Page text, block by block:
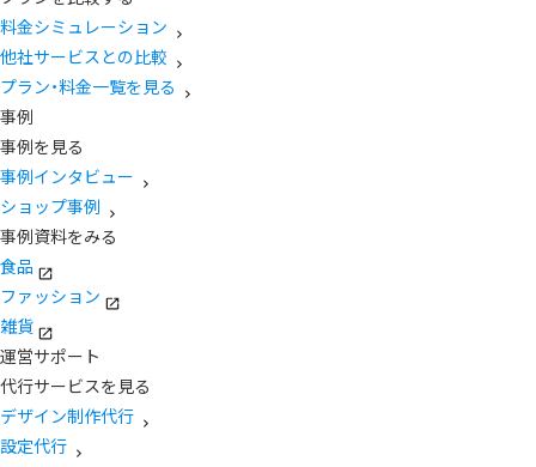
料金シミュレーション
他社サービスとの比較
プラン・料金一覧を見る
事例
事例を見る
事例インタビュー
ショップ事例
事例資料をみる
食品
ファッション
雑貨
運営サポート
代行サービスを見る
デザイン制作代行
設定代行